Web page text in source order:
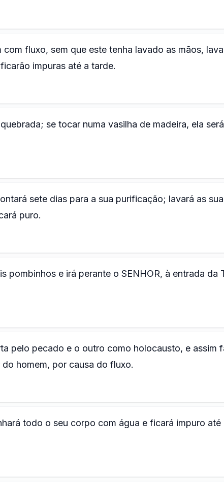
fluxo, sem que este tenha lavado as mãos,
impuras até a tarde.
se tocar numa vasilha de madeira, ela será
sete dias para a sua purificação; lavará as
puro.
pombinhos e irá perante o SENHOR, à entrada da
pelo pecado e o outro como holocausto, e assim
homem, por causa do fluxo.
todo o seu corpo com água e ficará impuro até